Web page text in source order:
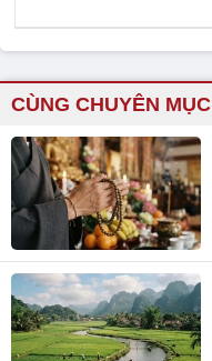
CÙNG CHUYÊN MỤC